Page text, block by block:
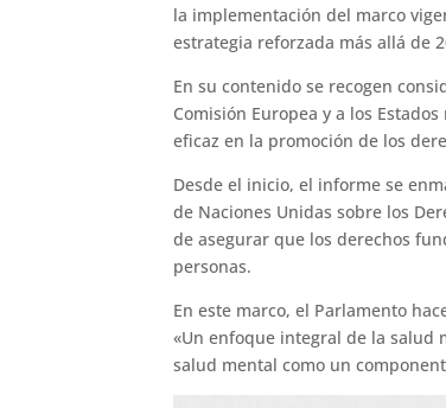
la implementación del marco
estrategia reforzada más allá de
En su contenido se recogen
Comisión Europea y a los
eficaz en la promoción de los
Desde el inicio, el informe se
de Naciones Unidas sobre los
de asegurar que los derechos
personas.
En este marco, el Parlamento
«Un enfoque integral de la salud
salud mental como un